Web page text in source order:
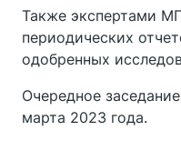
Также экспертами
периодических
одобренных
Очередное
марта 2023 года.